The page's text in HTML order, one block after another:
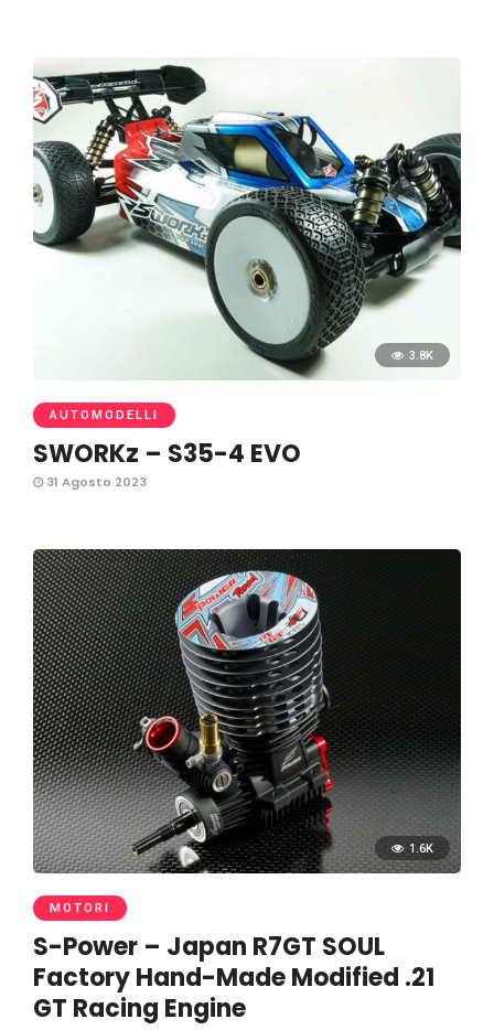
3.8K
AUTOMODELLI
SWORKz – S35-4 EVO
31 Agosto 2023
1.6K
MOTORI
S-Power – Japan R7GT SOUL
Factory Hand-Made Modified .21
GT Racing Engine